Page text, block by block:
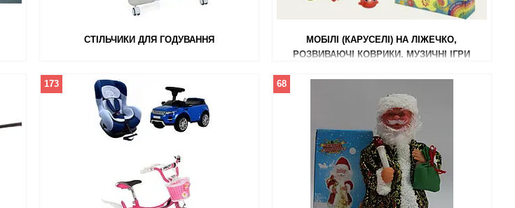
СТІЛЬЧИКИ ДЛЯ ГОДУВАННЯ
МОБІЛІ (КАРУСЕЛІ) НА ЛІЖЕЧКО,
РОЗВИВАЮЧІ КОВРИКИ, МУЗИЧНІ ІГРИ
173 68